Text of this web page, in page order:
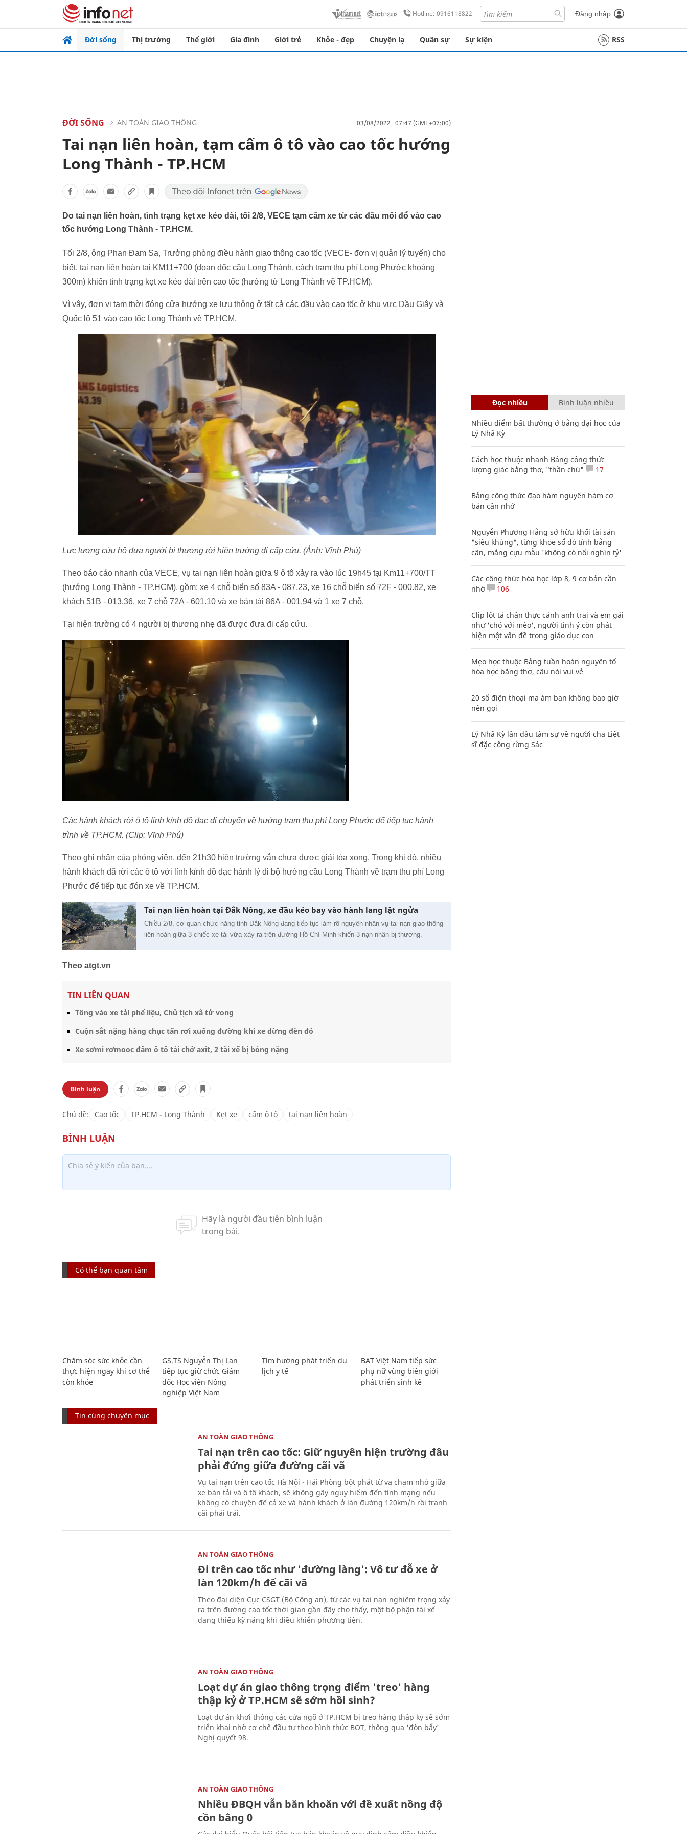
Hotline: 0916118822 Đăng nhập
Đời sống Thị trường Thế giới Gia đình Giới trẻ Khỏe - đẹp Chuyện lạ Quân sự Sự kiện RSS
ĐỜI SỐNG AN TOÀN GIAO THÔNG 03/08/2022 07:47 (GMT+07:00)
Tai nạn liên hoàn, tạm cấm ô tô vào cao tốc hướng
Long Thành - TP.HCM
Do tai nạn liên hoàn, tình trạng kẹt xe kéo dài, tối 2/8, VECE tạm cấm xe từ các đầu mối đổ vào cao
tốc hướng Long Thành - TP.HCM.
Tối 2/8, ông Phan Đam Sa, Trưởng phòng điều hành giao thông cao tốc (VECE- đơn vị quản lý tuyến) cho
biết, tại nạn liên hoàn tại KM11+700 (đoạn dốc cầu Long Thành, cách trạm thu phí Long Phước khoảng
300m) khiến tình trạng kẹt xe kéo dài trên cao tốc (hướng từ Long Thành về TP.HCM).
Vì vậy, đơn vị tạm thời đóng cửa hướng xe lưu thông ở tất cả các đầu vào cao tốc ở khu vực Dầu Giây và
Quốc lộ 51 vào cao tốc Long Thành về TP.HCM.
Lực lượng cứu hộ đưa người bị thương rời hiện trường đi cấp cứu. (Ảnh: Vĩnh Phú)
Theo báo cáo nhanh của VECE, vụ tai nạn liên hoàn giữa 9 ô tô xảy ra vào lúc 19h45 tại Km11+700/TT
(hướng Long Thành - TP.HCM), gồm: xe 4 chỗ biển số 83A - 087.23, xe 16 chỗ biển số 72F - 000.82, xe
khách 51B - 013.36, xe 7 chỗ 72A - 601.10 và xe bán tải 86A - 001.94 và 1 xe 7 chỗ.
Tại hiện trường có 4 người bị thương nhẹ đã được đưa đi cấp cứu.
Các hành khách rời ô tô lỉnh kỉnh đồ đạc di chuyển về hướng trạm thu phí Long Phước để tiếp tục hành
trình về TP.HCM. (Clip: Vĩnh Phú)
Theo ghi nhận của phóng viên, đến 21h30 hiện trường vẫn chưa được giải tỏa xong. Trong khi đó, nhiều
hành khách đã rời các ô tô với lỉnh kỉnh đồ đạc hành lý đi bộ hướng cầu Long Thành về trạm thu phí Long
Phước để tiếp tục đón xe về TP.HCM.
Tai nạn liên hoàn tại Đắk Nông, xe đầu kéo bay vào hành lang lật ngửa
Chiều 2/8, cơ quan chức năng tỉnh Đắk Nông đang tiếp tục làm rõ nguyên nhân vụ tai nạn giao thông
liên hoàn giữa 3 chiếc xe tải vừa xảy ra trên đường Hồ Chí Minh khiến 3 nạn nhân bị thương.
Theo atgt.vn
TIN LIÊN QUAN
Tông vào xe tải phế liệu, Chủ tịch xã tử vong
Cuộn sắt nặng hàng chục tấn rơi xuống đường khi xe dừng đèn đỏ
Xe sơmi rơmooc đâm ô tô tải chở axit, 2 tài xế bị bỏng nặng
Bình luận
Chủ đề: Cao tốc TP.HCM - Long Thành Kẹt xe cấm ô tô tai nạn liên hoàn
Có thể bạn quan tâm
Chăm sóc sức khỏe cần
thực hiện ngay khi cơ thể
còn khỏe
GS.TS Nguyễn Thị Lan
tiếp tục giữ chức Giám
đốc Học viện Nông
nghiệp Việt Nam
Tìm hướng phát triển du
lịch y tế
BAT Việt Nam tiếp sức
phụ nữ vùng biên giới
phát triển sinh kế
Tin cùng chuyên mục
AN TOÀN GIAO THÔNG
Tai nạn trên cao tốc: Giữ nguyên hiện trường đâu
phải đứng giữa đường cãi vã
Vụ tai nạn trên cao tốc Hà Nội - Hải Phòng bột phát từ va chạm nhỏ giữa
xe bán tải và ô tô khách, sẽ không gây nguy hiểm đến tính mạng nếu
không có chuyện để cả xe và hành khách ở làn đường 120km/h rồi tranh
cãi phải trái.
AN TOÀN GIAO THÔNG
Đi trên cao tốc như 'đường làng': Vô tư đỗ xe ở
làn 120km/h để cãi vã
Theo đại diện Cục CSGT (Bộ Công an), từ các vụ tai nạn nghiêm trọng xảy
ra trên đường cao tốc thời gian gần đây cho thấy, một bộ phận tài xế
đang thiếu kỹ năng khi điều khiển phương tiện.
AN TOÀN GIAO THÔNG
Loạt dự án giao thông trọng điểm 'treo' hàng
thập kỷ ở TP.HCM sẽ sớm hồi sinh?
Loạt dự án khơi thông các cửa ngõ ở TP.HCM bị treo hàng thập kỷ sẽ sớm
triển khai nhờ cơ chế đầu tư theo hình thức BOT, thông qua 'đòn bẩy'
Nghị quyết 98.
AN TOÀN GIAO THÔNG
Nhiều ĐBQH vẫn băn khoăn với đề xuất nồng độ
cồn bằng 0
Đọc nhiều Bình luận nhiều
Nhiều điểm bất thường ở bằng đại học của
Lý Nhã Kỳ
Cách học thuộc nhanh Bảng công thức
lượng giác bằng thơ, "thần chú"
17
Bảng công thức đạo hàm nguyên hàm cơ
bản cần nhớ
Nguyễn Phương Hằng sở hữu khối tài sản
"siêu khủng", từng khoe sổ đỏ tính bằng
cân, mắng cựu mẫu 'không có nổi nghìn tỷ'
Các công thức hóa học lớp 8, 9 cơ bản cần
nhớ
106
Clip lột tả chân thực cảnh anh trai và em gái
như 'chó với mèo', người tinh ý còn phát
hiện một vấn đề trong giáo dục con
Mẹo học thuộc Bảng tuần hoàn nguyên tố
hóa học bằng thơ, câu nói vui vẻ
20 số điện thoại ma ám bạn không bao giờ
nên gọi
Lý Nhã Kỳ lần đầu tâm sự về người cha Liệt
sĩ đặc công rừng Sác